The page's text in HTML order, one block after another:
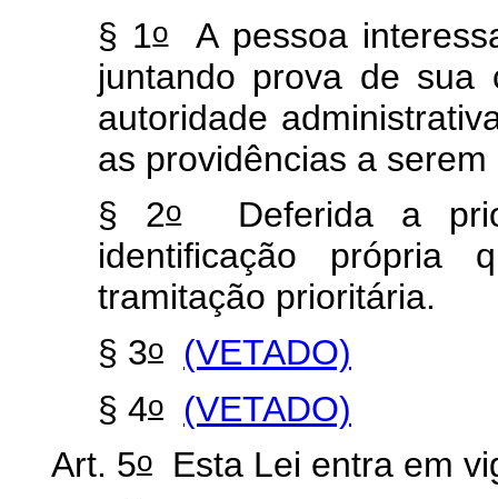
§ 1oA pessoa
juntando prova de sua
autoridade
as providências a
§ 2oDeferida a
identificação própria
tramitação prioritária.
§ 3o
(VETADO)
§ 4o
(VETADO)
Art. 5oEsta Lei entra em